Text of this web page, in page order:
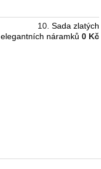
Sada zlatých
elegantních náramků 0 Kč